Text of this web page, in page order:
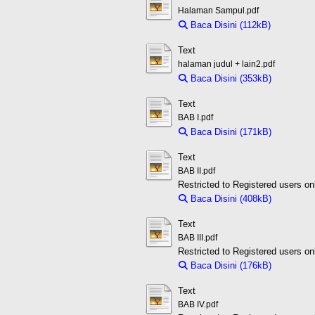
Halaman Sampul.pdf
Baca Disini (112kB)
Text
halaman judul + lain2.pdf
Baca Disini (353kB)
Text
BAB I.pdf
Baca Disini (171kB)
Text
BAB II.pdf
Restricted to Registered users
Baca Disini (408kB)
Text
BAB III.pdf
Restricted to Registered users
Baca Disini (176kB)
Text
BAB IV.pdf